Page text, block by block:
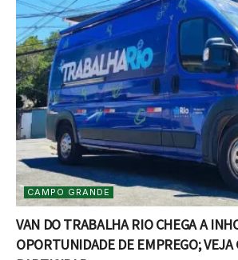
CAMPO GRANDE
VAN DO TRABALHA RIO CHEGA A
OPORTUNIDADE DE EMPREGO; VEJA